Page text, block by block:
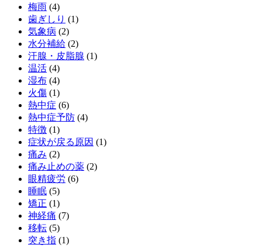
梅雨 (4)
歯ぎしり (1)
気象病 (2)
水分補給 (2)
汗腺・皮脂腺 (1)
温活 (4)
湿布 (4)
火傷 (1)
熱中症 (6)
熱中症予防 (4)
特徴 (1)
症状が戻る原因 (1)
痛み (2)
痛み止めの薬 (2)
眼精疲労 (6)
睡眠 (5)
矯正 (1)
神経痛 (7)
移転 (5)
突き指 (1)